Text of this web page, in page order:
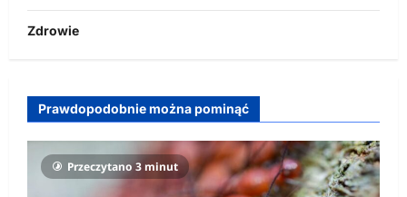
Zdrowie
Prawdopodobnie można pominąć
Przeczytano 3 minut